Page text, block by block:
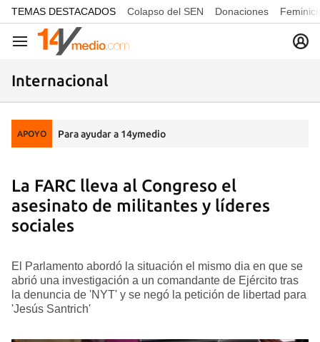
common.go-to-content
TEMAS DESTACADOS Colapso del SEN Donaciones
Navegación
Internacional
APOYO Para ayudar a 14ymedio
La FARC lleva al Congreso el
asesinato de militantes y líderes
sociales
El Parlamento abordó la situación el mismo dia en que se
abrió una investigación a un comandante de Ejército tras
la denuncia de 'NYT' y se negó la petición de libertad para
'Jesús Santrich'